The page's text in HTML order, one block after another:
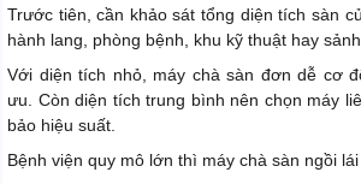
Trước tiên, cần khảo sát tổng diện tích sàn
hành lang, phòng bệnh, khu kỹ thuật hay
Với diện tích nhỏ, máy chà sàn đơn dễ cơ
ưu. Còn diện tích trung bình nên chọn máy
bảo hiệu suất.
Bệnh viện quy mô lớn thì máy chà sàn ngồi